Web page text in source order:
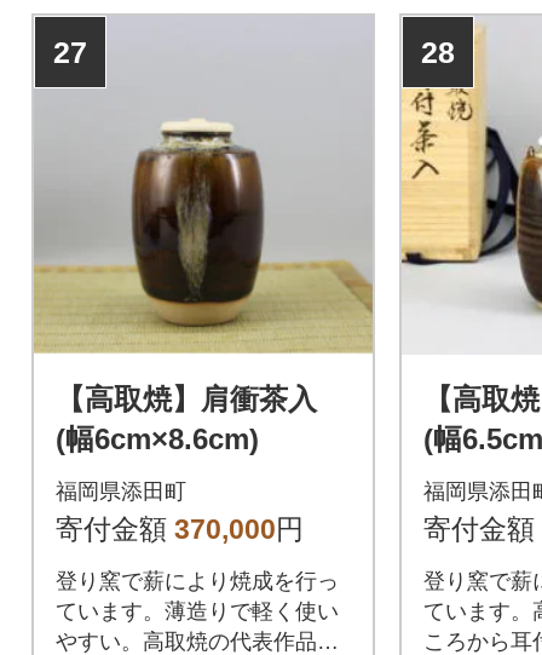
27
【高取焼】肩衝茶入
(幅6cm×8.6cm)
福岡県添田町
寄付金額 370,000円
登り窯で薪により焼成を行っ
ています。薄造りで軽く使い
やすい。高取焼の代表作品で
28
【高取
(幅
m)
福岡県添田
寄付金額
登り窯で薪
ています。
ころから耳